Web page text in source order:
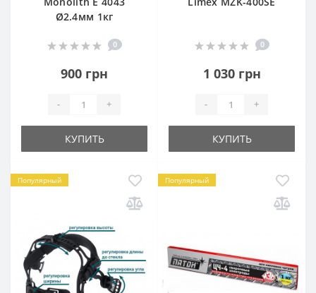
Ø2.4мм 1кг
0
900 грн
- +
КУПИТЬ
0
1 030 грн
- +
КУПИТЬ
Популярный Популярный